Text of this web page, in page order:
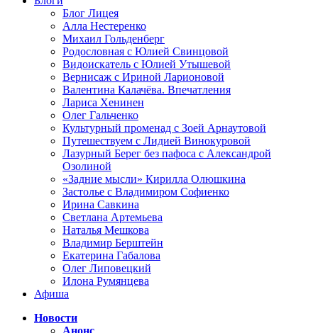
Блог Лицея
Алла Нестеренко
Михаил Гольденберг
Родословная с Юлией Свинцовой
Видоискатель с Юлией Утышевой
Вернисаж с Ириной Ларионовой
Валентина Калачёва. Впечатления
Лариса Хенинен
Олег Гальченко
Культурный променад с Зоей Арнаутовой
Путешествуем с Лидией Винокуровой
Лазурный Берег без пафоса с Александрой
Озолиной
«Задние мысли» Кирилла Олюшкина
Застолье с Владимиром Софиенко
Ирина Савкина
Светлана Артемьева
Наталья Мешкова
Владимир Берштейн
Екатерина Габалова
Олег Липовецкий
Илона Румянцева
Афиша
Новости